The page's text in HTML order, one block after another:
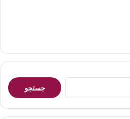
جستجو
برای: